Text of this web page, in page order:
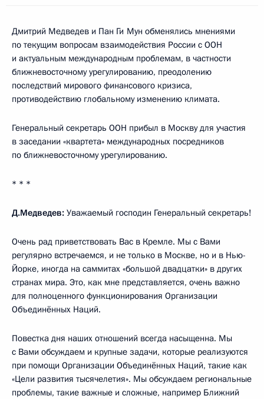
Дмитрий Медведев и Пан Ги Мун обменялись мнениями
по текущим вопросам взаимодействия России с ООН
и актуальным международным проблемам, в частности
ближневосточному урегулированию, преодолению
последствий мирового финансового кризиса,
противодействию глобальному изменению климата.
Генеральный секретарь ООН прибыл в Москву для участия
в заседании «квартета» международных посредников
по ближневосточному урегулированию.
* * *
Д.Медведев: Уважаемый господин Генеральный секретарь!
Очень рад приветствовать Вас в Кремле. Мы с Вами
регулярно встречаемся, и не только в Москве, но и в Нью-
Йорке, иногда на саммитах «большой двадцатки» в других
странах мира. Это, как мне представляется, очень важно
для полноценного функционирования Организации
Объединённых Наций.
Повестка дня наших отношений всегда насыщенна. Мы
с Вами обсуждаем и крупные задачи, которые реализуются
при помощи Организации Объединённых Наций, такие как
«Цели развития тысячелетия». Мы обсуждаем региональные
проблемы, такие важные и сложные, например Ближний